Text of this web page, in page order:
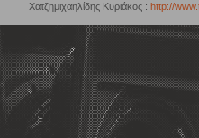
Χατζημιχαηλίδης Κυριάκος : http://